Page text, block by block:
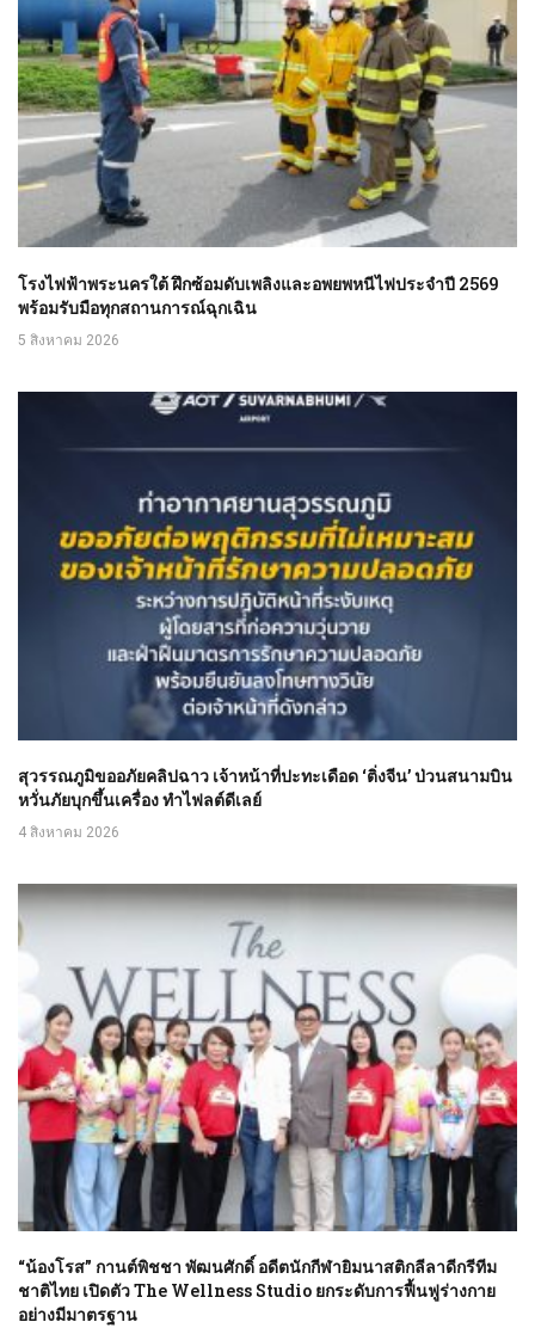
โรงไฟฟ้าพระนครใต้ ฝึกซ้อมดับเพลิงและอพยพหนีไฟประจำปี 2569
พร้อมรับมือทุกสถานการณ์ฉุกเฉิน
5 สิงหาคม 2026
สุวรรณภูมิขออภัยคลิปฉาว เจ้าหน้าที่ปะทะเดือด ‘ติ่งจีน’ ป่วนสนามบิน
หวั่นภัยบุกขึ้นเครื่อง ทำไฟลต์ดีเลย์
4 สิงหาคม 2026
“น้องโรส” กานต์พิชชา พัฒนศักดิ์ อดีตนักกีฬายิมนาสติกลีลาดีกรีทีม
ชาติไทย เปิดตัว The Wellness Studio ยกระดับการฟื้นฟูร่างกาย
อย่างมีมาตรฐาน